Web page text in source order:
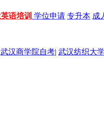
语培训 学位申请 专升本 成
武汉商学院自考| 武汉纺织大